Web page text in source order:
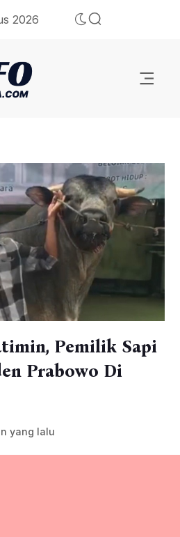
2026
Pemilik Sapi
Prabowo Di
yang lalu